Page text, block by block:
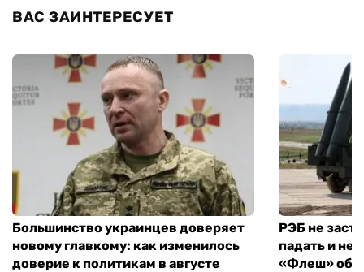
ВАС ЗАИНТЕРЕСУЕТ
Большинство украинцев доверяет
новому главкому: как изменилось
доверие к политикам в августе
РЭБ не
падать и не
«Флеш»